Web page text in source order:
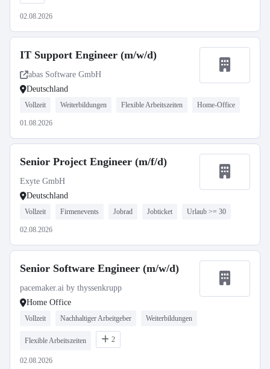
02.08.2026
IT Support Engineer (m/w/d)
abas Software GmbH
Deutschland
Vollzeit Weiterbildungen Flexible Arbeitszeiten Home-Office
01.08.2026
Senior Project Engineer (m/f/d)
Exyte GmbH
Deutschland
Vollzeit Firmenevents Jobrad Jobticket Urlaub >= 30
02.08.2026
Senior Software Engineer (m/w/d)
pacemaker.ai by thyssenkrupp
Home Office
Vollzeit Nachhaltiger Arbeitgeber Weiterbildungen
Flexible Arbeitszeiten 2
02.08.2026